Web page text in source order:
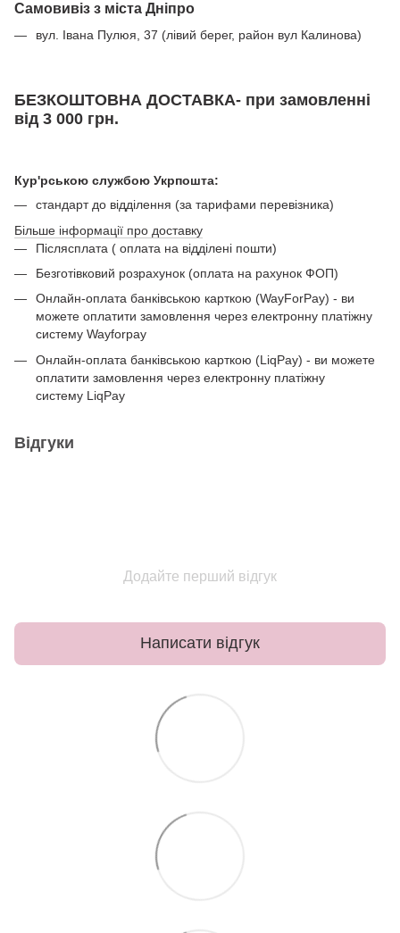
Самовивіз з міста Дніпро
вул. Івана Пулюя, 37 (лівий берег, район вул Калинова)
БЕЗКОШТОВНА ДОСТАВКА- при замовленні
від 3 000 грн.
Кур'рською службою Укрпошта:
стандарт до відділення (за тарифами перевізника)
Більше інформації про доставку
Післясплата ( оплата на відділені пошти)
Безготівковий розрахунок (оплата на рахунок ФОП)
Онлайн-оплата банківською карткою (WayForPay) - ви
можете оплатити замовлення через електронну платіжну
систему Wayforpay
Онлайн-оплата банківською карткою (LiqPay) - ви можете
оплатити замовлення через електронну платіжну
систему LiqPay
Відгуки
Додайте перший відгук
Написати відгук